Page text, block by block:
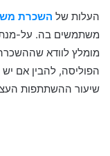
העלות של השכרת
משתמשים בה. על-מנת
מומלץ לוודא
הפוליסה, להבין אם יש
שיעור ההשתתפות